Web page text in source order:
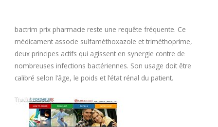
H
I
J
K
bactrim prix pharmacie reste une requête fréquente. Ce
médicament associe sulfaméthoxazole et triméthoprime,
deux principes actifs qui agissent en synergie contre de
nombreuses infections bactériennes. Son usage doit être
calibré selon l’âge, le poids et l’état rénal du patient.